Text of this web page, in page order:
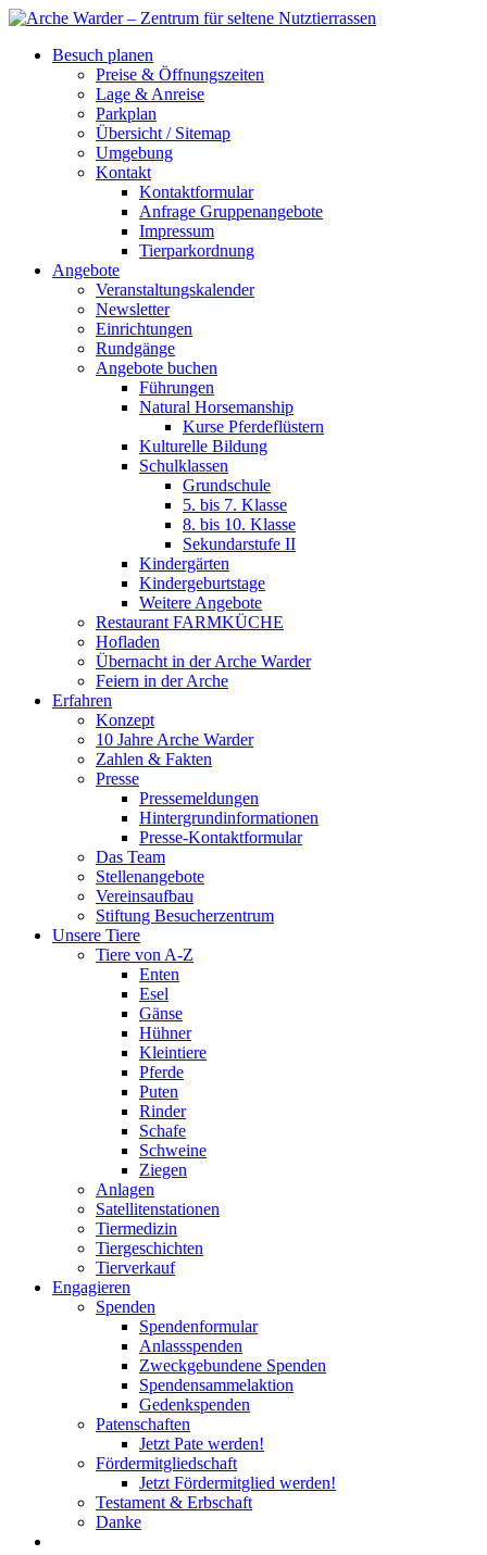
Besuch planen
Preise & Öffnungszeiten
Lage & Anreise
Parkplan
Übersicht / Sitemap
Umgebung
Kontakt
Kontaktformular
Anfrage Gruppenangebote
Impressum
Tierparkordnung
Angebote
Veranstaltungskalender
Newsletter
Einrichtungen
Rundgänge
Angebote buchen
Führungen
Natural Horsemanship
Kurse Pferdeflüstern
Kulturelle Bildung
Schulklassen
Grundschule
5. bis 7. Klasse
8. bis 10. Klasse
Sekundarstufe II
Kindergärten
Kindergeburtstage
Weitere Angebote
Restaurant FARMKÜCHE
Hofladen
Übernacht in der Arche Warder
Feiern in der Arche
Erfahren
Konzept
10 Jahre Arche Warder
Zahlen & Fakten
Presse
Pressemeldungen
Hintergrundinformationen
Presse-Kontaktformular
Das Team
Stellenangebote
Vereinsaufbau
Stiftung Besucherzentrum
Unsere Tiere
Tiere von A-Z
Enten
Esel
Gänse
Hühner
Kleintiere
Pferde
Puten
Rinder
Schafe
Schweine
Ziegen
Anlagen
Satellitenstationen
Tiermedizin
Tiergeschichten
Tierverkauf
Engagieren
Spenden
Spendenformular
Anlassspenden
Zweckgebundene Spenden
Spendensammelaktion
Gedenkspenden
Patenschaften
Jetzt Pate werden!
Fördermitgliedschaft
Jetzt Fördermitglied werden!
Testament & Erbschaft
Danke